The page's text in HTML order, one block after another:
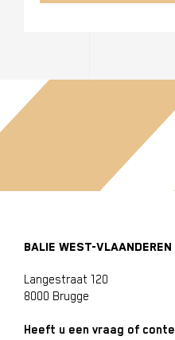
BALIE WEST-VLAANDEREN
Langestraat 120
8000 Brugge
Heeft u een vraag of